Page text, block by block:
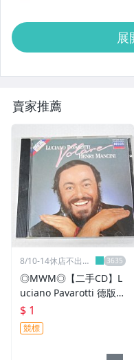
展
賣家推薦
8/10-14休店不出貨
◎MWM◎【二手CD】L
uciano Pavarotti 德版
無ifpi 片況佳 _一元起標
無底價
$ 1
競標